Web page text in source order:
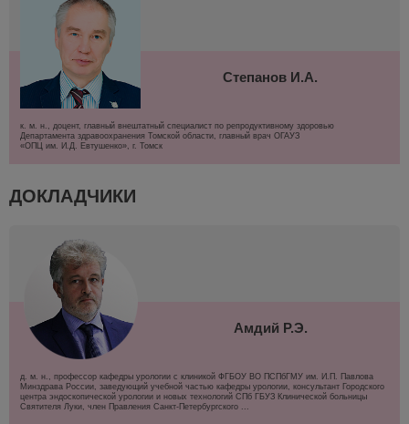
Степанов И.А.
к. м. н., доцент, главный внештатный специалист по репродуктивному здоровью
Департамента здравоохранения Томской области, главный врач ОГАУЗ
«ОПЦ им. И.Д. Евтушенко», г. Томск
ДОКЛАДЧИКИ
Амдий Р.Э.
д. м. н., профессор кафедры урологии с клиникой ФГБОУ ВО ПСПбГМУ им. И.П. Павлова
Минздрава России, заведующий учебной частью кафедры урологии, консультант Городского
центра эндоскопической урологии и новых технологий СПб ГБУЗ Клинической больницы
Святителя Луки, член Правления Санкт-Петербургского ...